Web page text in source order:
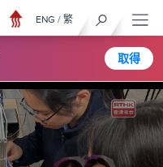
取得
ENG / 繁